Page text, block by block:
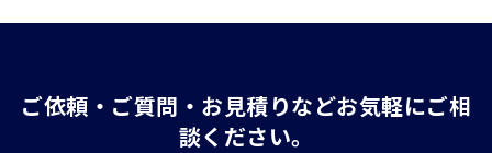
ご依頼・ご質問・お見積りなどお気軽にご相
談ください。